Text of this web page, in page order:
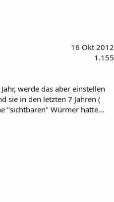
16 Okt 2012
1.155
werde das aber einstellen
sie in den letzten 7 Jahren (
"sichtbaren" Würmer hatte...